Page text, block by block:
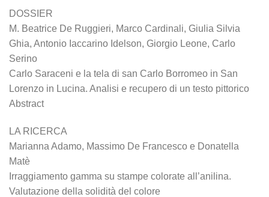
DOSSIER
M. Beatrice De Ruggieri, Marco Cardinali, Giulia Silvia
Ghia, Antonio Iaccarino Idelson, Giorgio Leone, Carlo
Serino
Carlo Saraceni e la tela di san Carlo Borromeo in San
Lorenzo in Lucina. Analisi e recupero di un testo pittorico
Abstract
LA RICERCA
Marianna Adamo, Massimo De Francesco e Donatella
Matè
Irraggiamento gamma su stampe colorate all’anilina.
Valutazione della solidità del colore